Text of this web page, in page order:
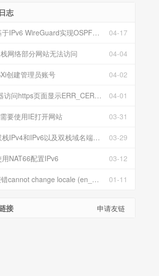
志
04-17
RouterOS基于IPv6 WireGuard实现OSPF异地组网
04-04
网络部分网站无法访问
04-02
创建管理员账号
04-01
EDGE浏览器访问https页面显示ERR_CERT_INVALID且无法跳过继续访问
03-31
要使用IE打开网站
03-29
RouterOS双栈IPv4和IPv6以及双栈域名端口映射
03-12
NAT66配置IPv6
01-11
Debian13报错cannot change locale (en_US.UTF-8)
接 申请友链